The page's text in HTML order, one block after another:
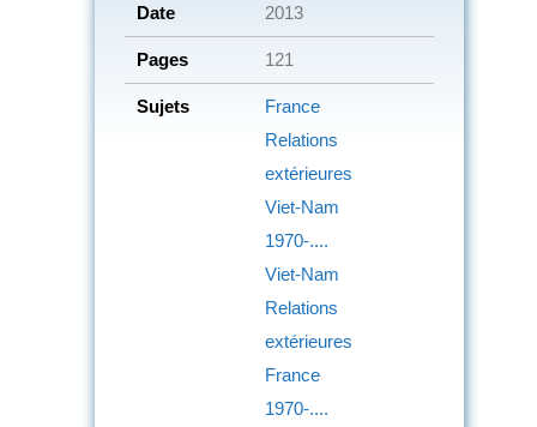
Date 2013
Pages 121
Sujets
France
Relations
extérieures
Viet-Nam
1970-....
Viet-Nam
Relations
extérieures
France
1970-....